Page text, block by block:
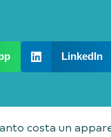
LinkedIn
costa un